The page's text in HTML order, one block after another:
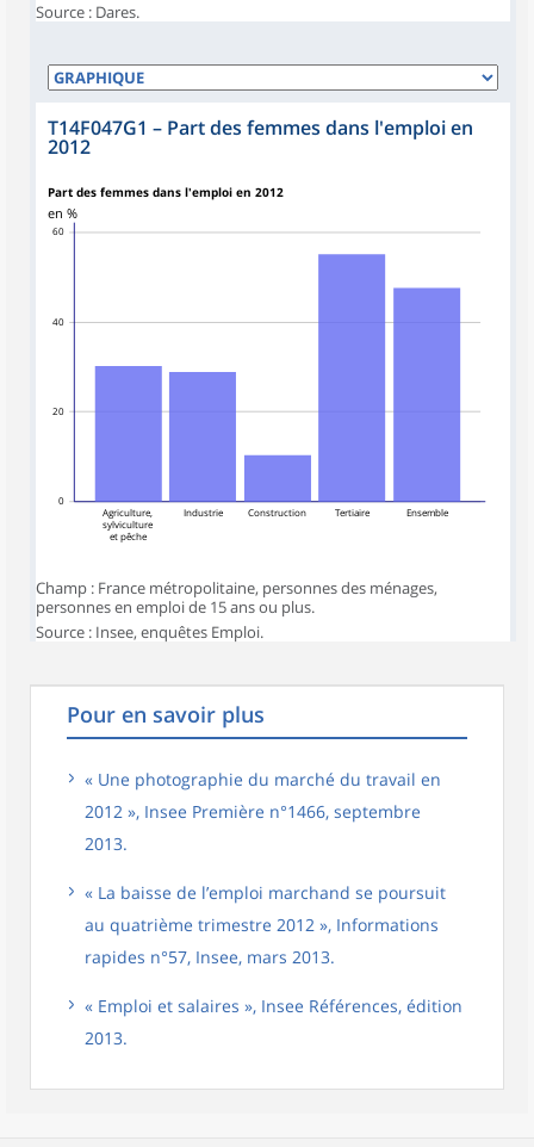
Source : Dares.
T14F047G1 – Part des femmes dans l'emploi en
2012
Part des femmes dans l'emploi en 2012
0
20
40
60
en %
Agriculture,
sylviculture
et pêche
Industrie Construction Tertiaire Ensemble
Champ : France métropolitaine, personnes des ménages,
personnes en emploi de 15 ans ou plus.
Source : Insee, enquêtes Emploi.
Pour en savoir plus
« Une photographie du marché du travail en
2012 », Insee Première n°1466, septembre
2013.
« La baisse de l’emploi marchand se poursuit
au quatrième trimestre 2012 », Informations
rapides n°57, Insee, mars 2013.
« Emploi et salaires », Insee Références, édition
2013.